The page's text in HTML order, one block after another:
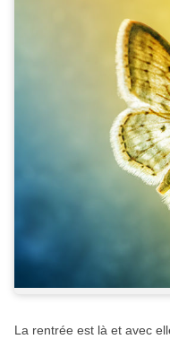
La rentrée est là et avec